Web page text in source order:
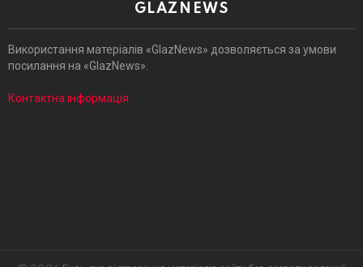
GLAZNEWS
Використання матеріалів «GlazNews» дозволяється за умови
посилання на «GlazNews».
Контактна інформація